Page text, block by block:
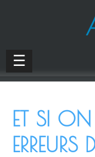
☰
ET SI ON